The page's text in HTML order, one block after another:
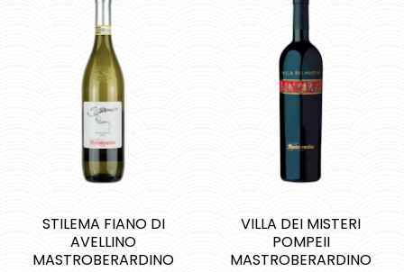
STILEMA FIANO DI
AVELLINO
MASTROBERARDINO
VILLA DEI MISTERI
POMPEII
MASTROBERARDINO